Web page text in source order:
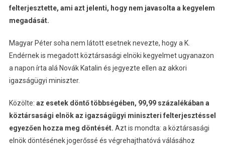
felterjesztette, ami azt jelenti, hogy nem javasolta a kegyelem
megadását.
Magyar Péter soha nem látott esetnek nevezte, hogy a K.
Endérnek is megadott köztársasági elnöki kegyelmet ugyanazon
a napon írta alá Novák Katalin és jegyezte ellen az akkori
igazságügyi miniszter.
Közölte: az esetek döntő többségében, 99,99 százalékában a
köztársasági elnök az igazságügyi miniszteri felterjesztéssel
egyezően hozza meg döntését. Azt is mondta: a köztársasági
elnök döntésének jogerőssé és végrehajthatóvá válásához